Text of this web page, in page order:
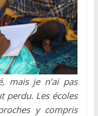
mais je n’ai pas
perdu. Les écoles
y compris